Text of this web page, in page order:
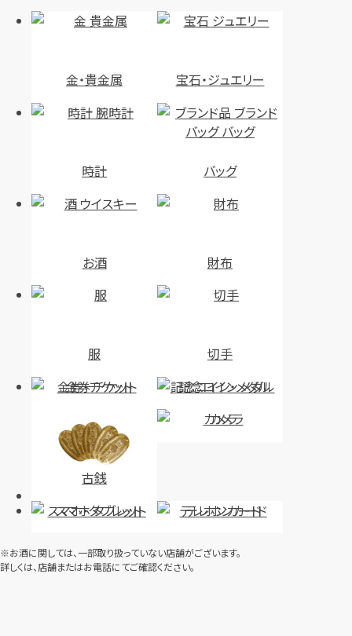
金・貴金属 宝石・ジュエリー
時計 バッグ
お酒 財布
服
切手
金券・チケット
記念コイン・メダル
古銭
カメラ
スマホ・タブレット テレホンカード
※お酒に関しては、一部取り扱っていない店舗がございます。
詳しくは、店舗またはお電話にてご確認ください。